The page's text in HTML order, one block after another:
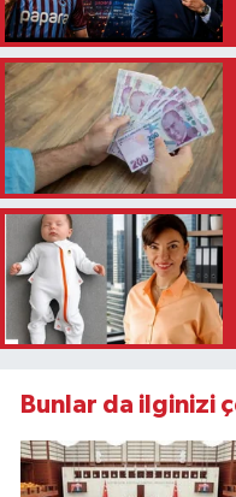
Bunlar da ilginizi